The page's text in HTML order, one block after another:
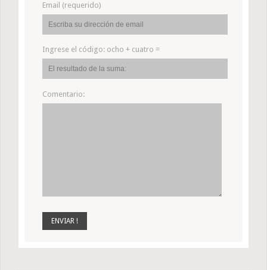
Email (requerido)
Ingrese el código: ocho + cuatro =
Comentario: